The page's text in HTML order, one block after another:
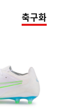
축구화